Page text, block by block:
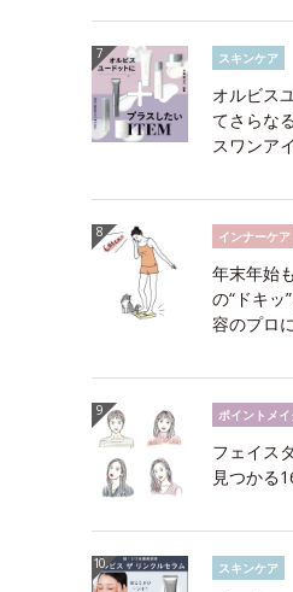
スキンケア
オルビス
てさらな
スワンア
インナーケア
年末年始
の“ドキッ
容のプロ
ポイントメイ
フェイス
見つかる
スキンケア